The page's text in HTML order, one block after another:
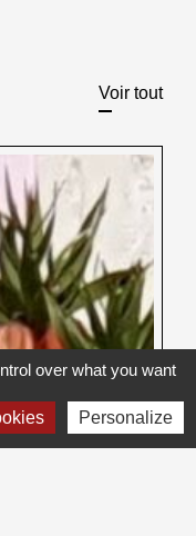
Voir tout
over what you want
Personalize